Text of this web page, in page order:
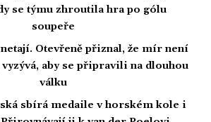
se týmu zhroutila hra po gólu
soupeře
Otevřeně přiznal, že mír není
vyzývá, aby se připravili na dlouhou
válku
sbírá medaile v horském kole i